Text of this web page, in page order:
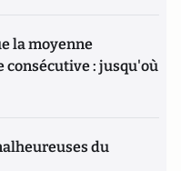
la moyenne
consécutive : jusqu'où
du